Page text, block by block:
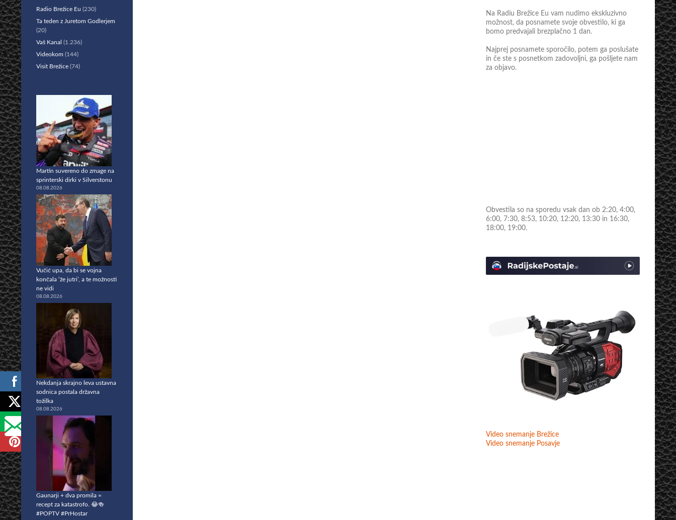
Na Radiu Brežice Eu vam nudimo ekskluzivno
možnost, da posnamete svoje obvestilo, ki ga
bomo predvajali brezplačno 1 dan.
Najprej posnamete sporočilo, potem ga poslušate
in če ste s posnetkom zadovoljni, ga pošljete nam
za objavo.
Obvestila so na sporedu vsak dan ob 2:20, 4:00,
6:00, 7:30, 8:53, 10:20, 12:20, 13:30 in 16:30,
18:00, 19:00.
Video snemanje Brežice
Video snemanje Posavje
Radio Brežice Eu (230)
Ta teden z Juretom Godlerjem
(20)
Vaš Kanal (1.236)
Videokom (144)
Visit Brežice (74)
Martin suvereno do zmage na
sprinterski dirki v Silverstonu
08.08.2026
Vučić upa, da bi se vojna
končala ‘že jutri’, a te možnosti
ne vidi
08.08.2026
Nekdanja skrajno leva ustavna
sodnica postala državna
tožilka
08.08.2026
Gaunarji + dva promila =
recept za katastrofo. 😂🍻
#POPTV #PrHostar